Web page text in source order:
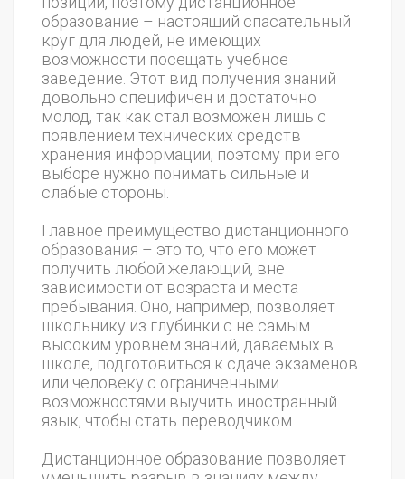
образование – настоящий спасательный
круг для людей, не имеющих
возможности посещать учебное
заведение. Этот вид получения знаний
довольно специфичен и достаточно
молод, так как стал возможен лишь с
появлением технических средств
хранения информации, поэтому при его
выборе нужно понимать сильные и
слабые стороны.
Главное преимущество дистанционного
образования – это то, что его может
получить любой желающий, вне
зависимости от возраста и места
пребывания. Оно, например, позволяет
школьнику из глубинки с не самым
высоким уровнем знаний, даваемых в
школе, подготовиться к сдаче экзаменов
или человеку с ограниченными
возможностями выучить иностранный
язык, чтобы стать переводчиком.
Дистанционное образование позволяет